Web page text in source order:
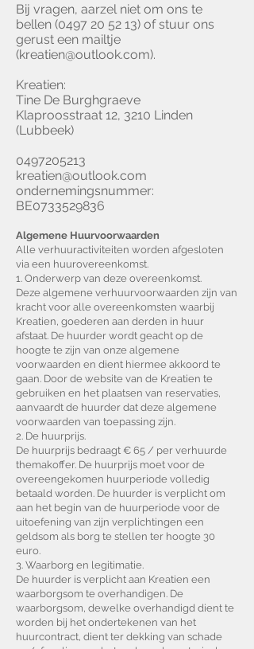
Bij vragen, aarzel niet om ons te
bellen (0497 20 52 13) of stuur ons
gerust een mailtje
(kreatien@outlook.com).
Kreatien:
Tine De Burghgraeve
Klaproosstraat 12, 3210 Linden
(Lubbeek)
0497205213
kreatien@outlook.com
ondernemingsnummer:
BE0733529836
Algemene Huurvoorwaarden
Alle verhuuractiviteiten worden afgesloten
via een huurovereenkomst.
1. Onderwerp van deze overeenkomst.
Deze algemene verhuurvoorwaarden zijn van
kracht voor alle overeenkomsten waarbij
Kreatien, goederen aan derden in huur
afstaat. De huurder wordt geacht op de
hoogte te zijn van onze algemene
voorwaarden en dient hiermee akkoord te
gaan. Door de website van de Kreatien te
gebruiken en het plaatsen van reservaties,
aanvaardt de huurder dat deze algemene
voorwaarden van toepassing zijn.
2. De huurprijs.
De huurprijs bedraagt € 65 / per verhuurde
themakoffer. De huurprijs moet voor de
overeengekomen huurperiode volledig
betaald worden. De huurder is verplicht om
aan het begin van de huurperiode voor de
uitoefening van zijn verplichtingen een
geldsom als borg te stellen ter hoogte 30
euro.
3. Waarborg en legitimatie.
De huurder is verplicht aan Kreatien een
waarborgsom te overhandigen. De
waarborgsom, dewelke overhandigd dient te
worden bij het ondertekenen van het
huurcontract, dient ter dekking van schade